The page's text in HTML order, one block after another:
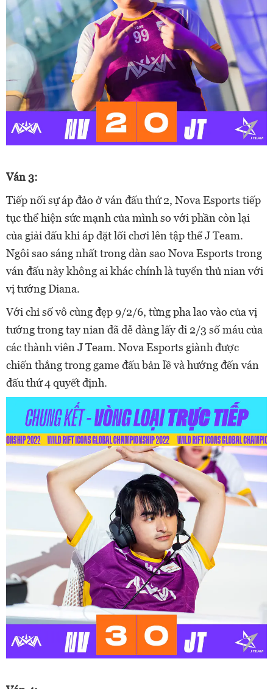
Ván 3:
Tiếp nối sự áp đảo ở ván đấu thứ 2, Nova Esports tiếp
tục thể hiện sức mạnh của mình so với phần còn lại
của giải đấu khi áp đặt lối chơi lên tập thể J Team.
Ngôi sao sáng nhất trong dàn sao Nova Esports trong
ván đấu này không ai khác chính là tuyển thủ nian với
vị tướng Diana.
Với chỉ số vô cùng đẹp 9/2/6, từng pha lao vào của vị
tướng trong tay nian đã dễ dàng lấy đi 2/3 số máu của
các thành viên J Team. Nova Esports giành được
chiến thắng trong game đấu bản lề và hướng đến ván
đấu thứ 4 quyết định.